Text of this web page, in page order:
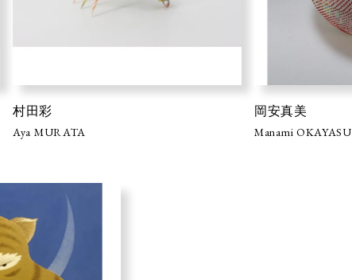
村田彩
Aya MURATA
岡安真美
Manami OKAYASU